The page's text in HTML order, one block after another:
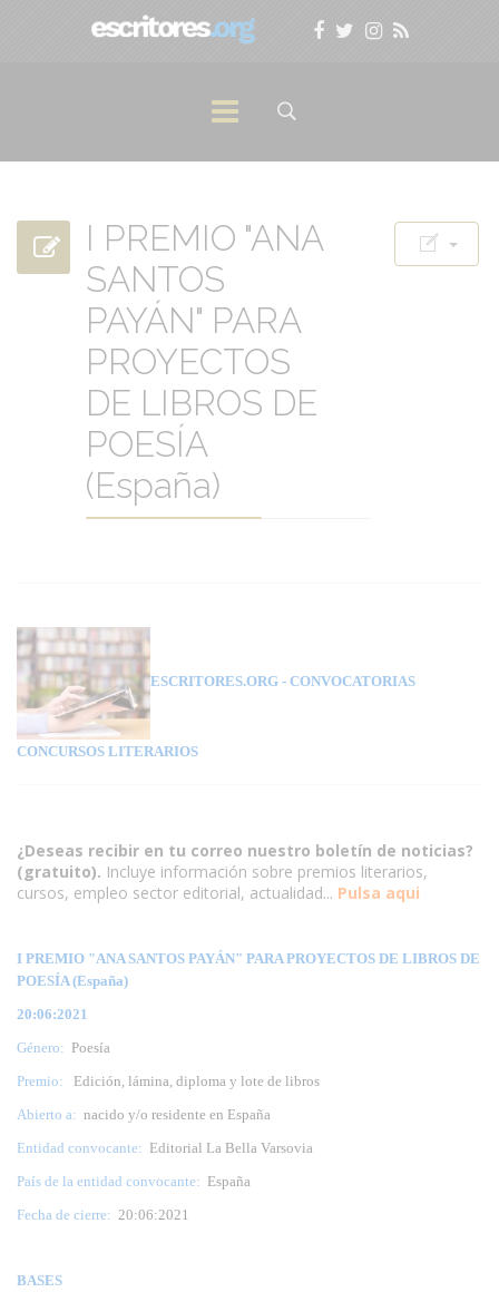
I PREMIO "ANA
SANTOS
PAYÁN" PARA
PROYECTOS
DE LIBROS DE
POESÍA
(España)
ESCRITORES.ORG - CONVOCATORIAS
CONCURSOS LITERARIOS
¿Deseas recibir en tu correo nuestro boletín de noticias?
(gratuito). Incluye información sobre premios literarios,
cursos, empleo sector editorial, actualidad... Pulsa aqui
I PREMIO "ANA SANTOS PAYÁN" PARA PROYECTOS DE LIBROS DE
POESÍA (España)
20:06:2021
Género: Poesía
Premio:
Edición, lámina, diploma y lote de libros
Abierto a: nacido y/o residente en España
Entidad convocante: Editorial La Bella Varsovia
País de la entidad convocante: España
Fecha de cierre: 20:06:2021
BASES